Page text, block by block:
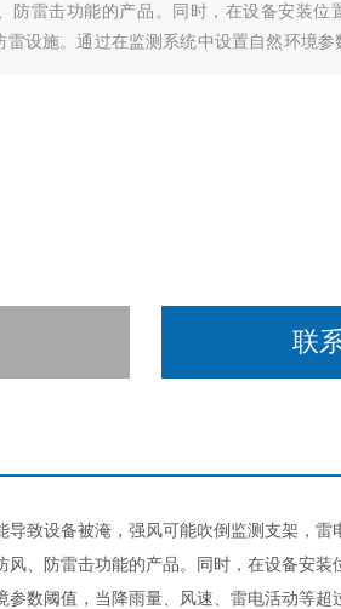
防雷击功能的产品。同时，在设备安装位
设施。通过在监测系统中设置自然环境参
联
设备被淹，强风可能吹倒监测支架，雷
、防雷击功能的产品。同时，在设备安装
数阈值，当降雨量、风速、雷电活动等超